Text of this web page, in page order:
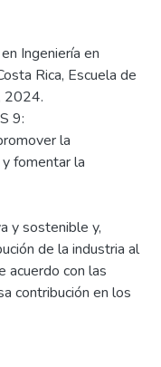
Ingeniería en
Rica, Escuela de
2024.
9:
la
fomentar la
y sostenible y,
de la industria al
acuerdo con las
contribución en los